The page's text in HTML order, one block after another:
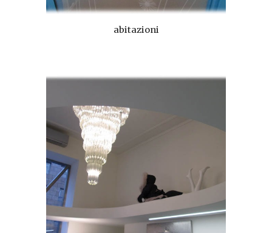
abitazioni